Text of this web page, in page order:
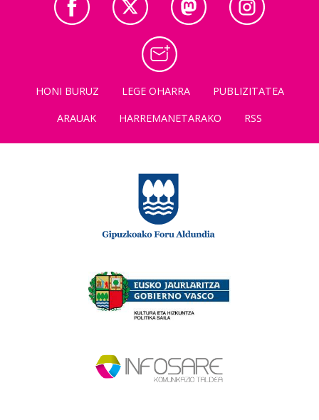
HONI BURUZ LEGE OHARRA
PUBLIZITATEA
ARAUAK
HARREMANETARAKO RSS